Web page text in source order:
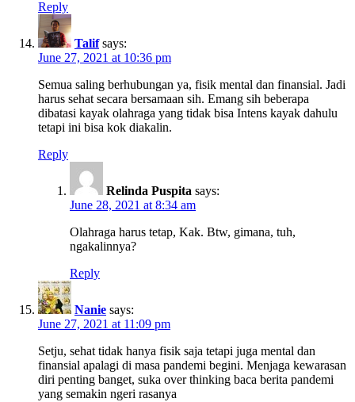
Reply
Talif says:
June 27, 2021 at 10:36 pm
Semua saling berhubungan ya, fisik mental dan finansial. Jadi
harus sehat secara bersamaan sih. Emang sih beberapa
dibatasi kayak olahraga yang tidak bisa Intens kayak dahulu
tetapi ini bisa kok diakalin.
Reply
Relinda Puspita says:
June 28, 2021 at 8:34 am
Olahraga harus tetap, Kak. Btw, gimana, tuh,
ngakalinnya?
Reply
Nanie says:
June 27, 2021 at 11:09 pm
Setju, sehat tidak hanya fisik saja tetapi juga mental dan
finansial apalagi di masa pandemi begini. Menjaga kewarasan
diri penting banget, suka over thinking baca berita pandemi
yang semakin ngeri rasanya